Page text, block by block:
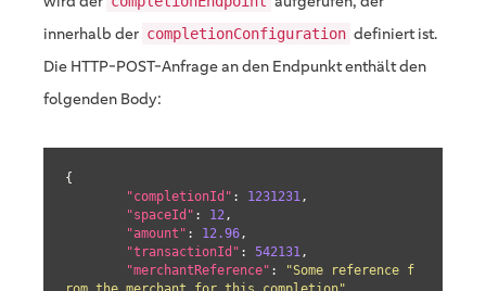
innerhalb der completionConfiguration definiert ist.
Die HTTP-POST-Anfrage an den Endpunkt enthält den
folgenden Body:
{
"completionId" : 1231231,
"spaceId" : 12,
"amount" : 12.96,
"transactionId" : 542131,
"merchantReference" :
"Some reference f